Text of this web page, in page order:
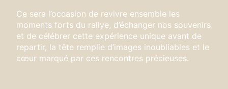
Ce sera l’occasion de revivre ensemble les
moments forts du rallye, d’échanger nos souvenirs
et de célébrer cette expérience unique avant de
repartir, la tête remplie d’images inoubliables et le
cœur marqué par ces rencontres précieuses.